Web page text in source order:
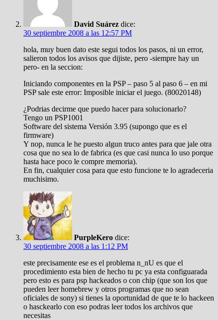
David Suárez dice:
30 septiembre 2008 a las 12:57 PM
hola, muy buen dato este segui todos los pasos, ni un error,
salieron todos los avisos que dijiste, pero -siempre hay un
pero- en la seccion:
Iniciando componentes en la PSP – paso 5 al paso 6 – en mi
PSP sale este error: Imposible iniciar el juego. (80020148)
¿Podrias decirme que puedo hacer para solucionarlo?
Tengo un PSP1001
Software del sistema Versión 3.95 (supongo que es el
firmware)
Y nop, nunca le he puesto algun truco antes para que jale otra
cosa que no sea lo de fabrica (es que casi nunca lo uso porque
hasta hace poco le compre memoria).
En fin, cualquier cosa para que esto funcione te lo agradeceria
muchisimo.
PurpleKero dice:
30 septiembre 2008 a las 1:12 PM
este precisamente ese es el problema n_nU es que el
procedimiento esta bien de hecho tu pc ya esta configuarada
pero esto es para psp hackeados o con chip (que son los que
pueden leer homebrew y otros programas que no sean
oficiales de sony) si tienes la oportunidad de que te lo hackeen
o hasckearlo con eso podras leer todos los archivos que
necesitas